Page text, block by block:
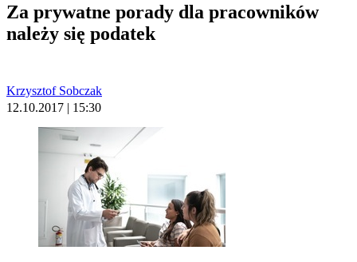
Za prywatne porady dla pracowników
należy się podatek
Krzysztof Sobczak
12.10.2017 | 15:30